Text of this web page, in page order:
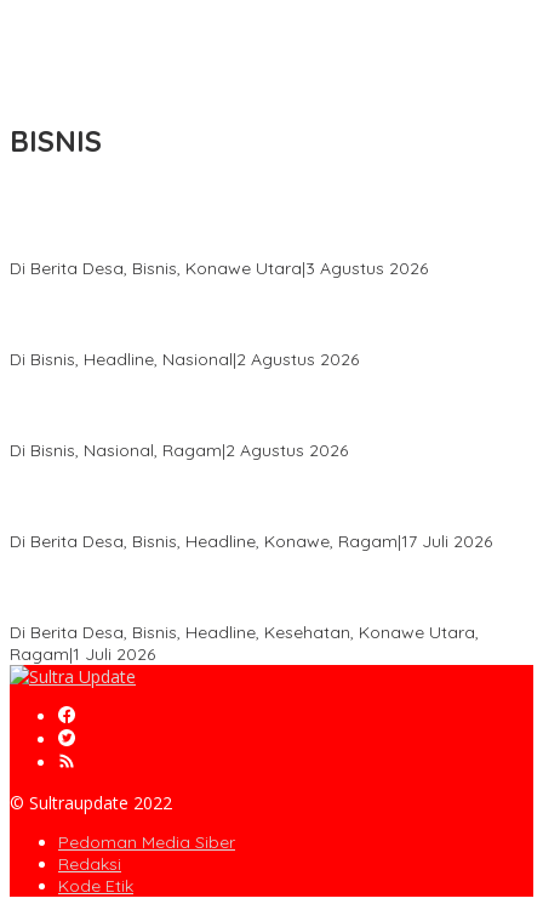
BISNIS
Di Berita Desa, Bisnis, Konawe Utara|3 Agustus 2026
Di Bisnis, Headline, Nasional|2 Agustus 2026
Di Bisnis, Nasional, Ragam|2 Agustus 2026
Di Berita Desa, Bisnis, Headline, Konawe, Ragam|17 Juli 2026
Di Berita Desa, Bisnis, Headline, Kesehatan, Konawe Utara,
Ragam|1 Juli 2026
© Sultraupdate 2022
Pedoman Media Siber
Redaksi
Kode Etik